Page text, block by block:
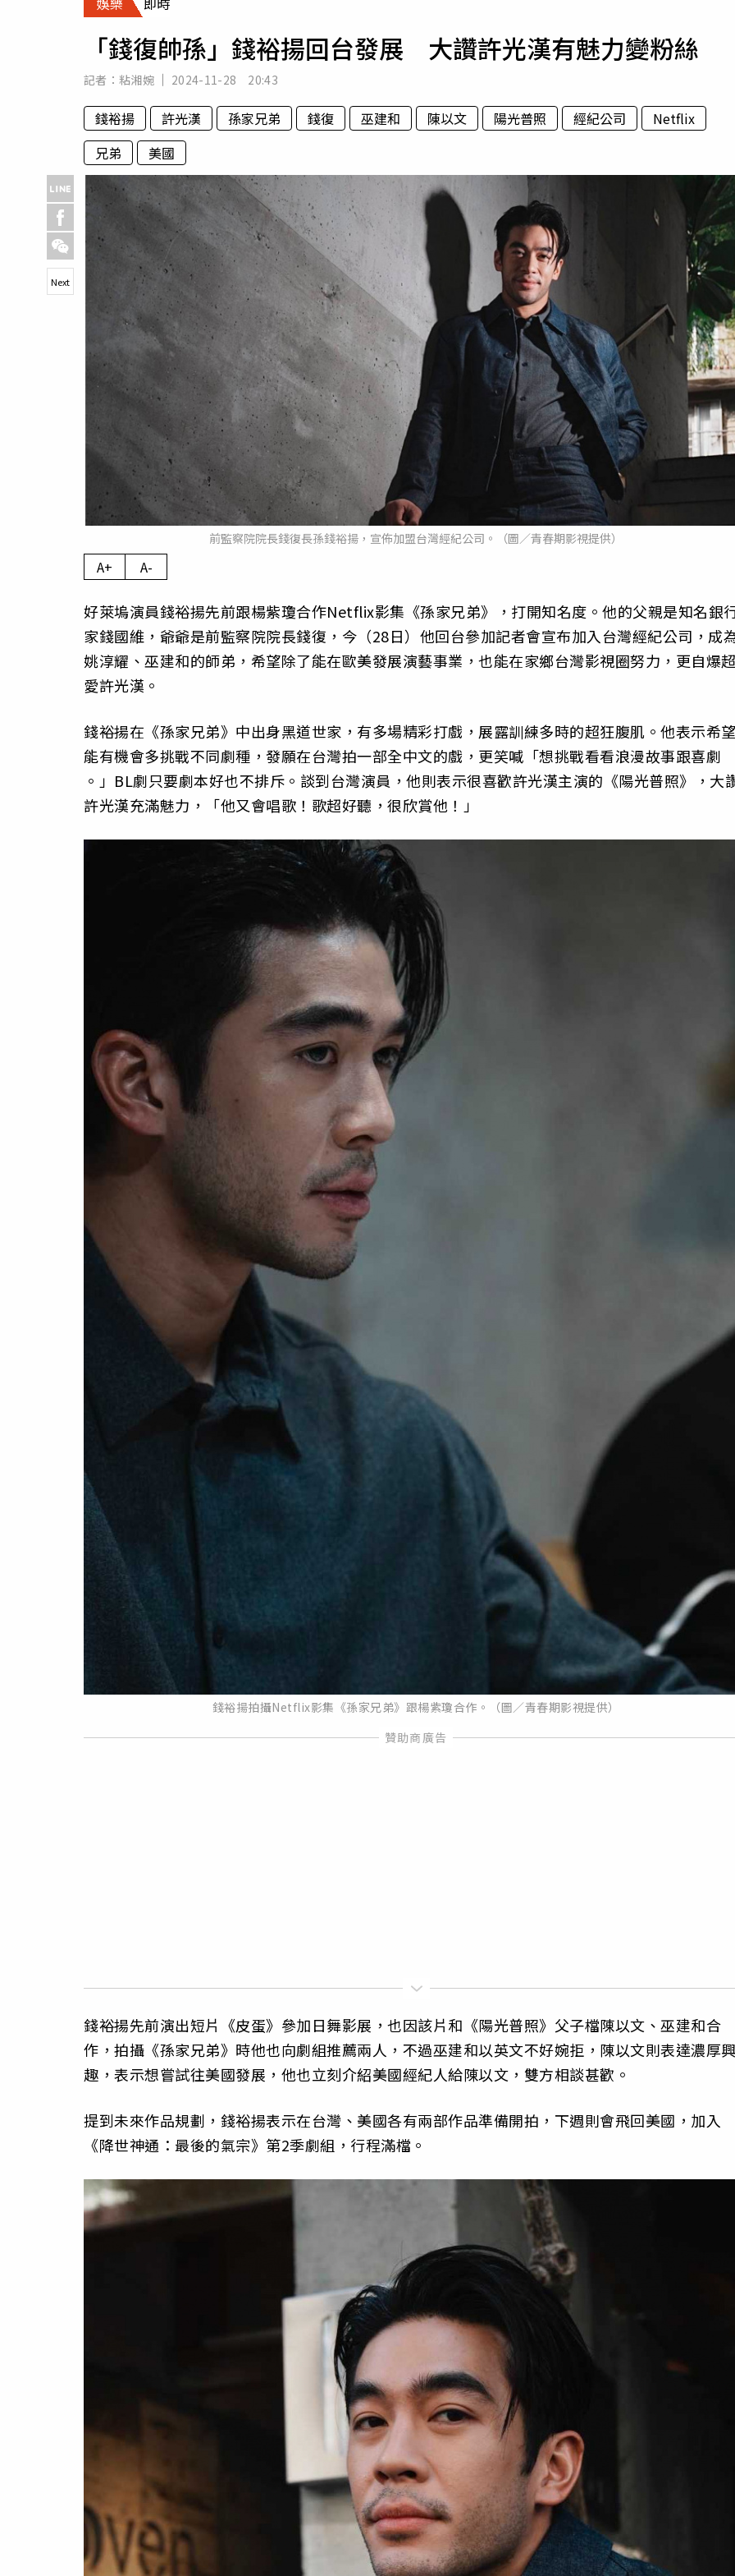
專欄
房產新勢力
運勢
梅酒
「錢復帥孫」錢裕揚回台發展 大讚許光漢有魅力變粉絲
記者： 粘湘婉 2024-11-28 20:43
錢裕揚 許光漢 孫家兄弟 錢復 巫建和 陳以文 陽光普照 經紀公司
Netflix
兄弟
美國
前監察院院長錢復長孫錢裕揚，宣佈加盟台灣經紀公司。（圖／青春期影視提供）
Next
A+ A-
好萊塢演員錢裕揚先前跟楊紫瓊合作Netflix影集《孫家兄弟》，打開知名度。他的父親是知名銀
家錢國維，爺爺是前監察院院長錢復，今（28日）他回台參加記者會宣布加入台灣經紀公司，成
姚淳耀、巫建和的師弟，希望除了能在歐美發展演藝事業，也能在家鄉台灣影視圈努力，更自爆
愛許光漢。
錢裕揚在《孫家兄弟》中出身黑道世家，有多場精彩打戲，展露訓練多時的超狂腹肌。他表示希
能有機會多挑戰不同劇種，發願在台灣拍一部全中文的戲，更笑喊「想挑戰看看浪漫故事跟喜劇
。」BL劇只要劇本好也不排斥。談到台灣演員，他則表示很喜歡許光漢主演的《陽光普照》，大
許光漢充滿魅力，「他又會唱歌！歌超好聽，很欣賞他！」
錢裕揚拍攝Netflix影集《孫家兄弟》跟楊紫瓊合作。（圖／青春期影視提供）
錢裕揚先前演出短片《皮蛋》參加日舞影展，也因該片和《陽光普照》父子檔陳以文、巫建和合
作，拍攝《孫家兄弟》時他也向劇組推薦兩人，不過巫建和以英文不好婉拒，陳以文則表達濃厚
趣，表示想嘗試往美國發展，他也立刻介紹美國經紀人給陳以文，雙方相談甚歡。
提到未來作品規劃，錢裕揚表示在台灣、美國各有兩部作品準備開拍，下週則會飛回美國，加入
《降世神通：最後的氣宗》第2季劇組，行程滿檔。